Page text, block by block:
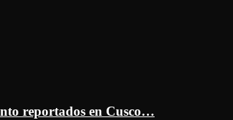
reportados en Cusco…